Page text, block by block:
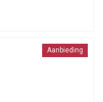
Aanbieding